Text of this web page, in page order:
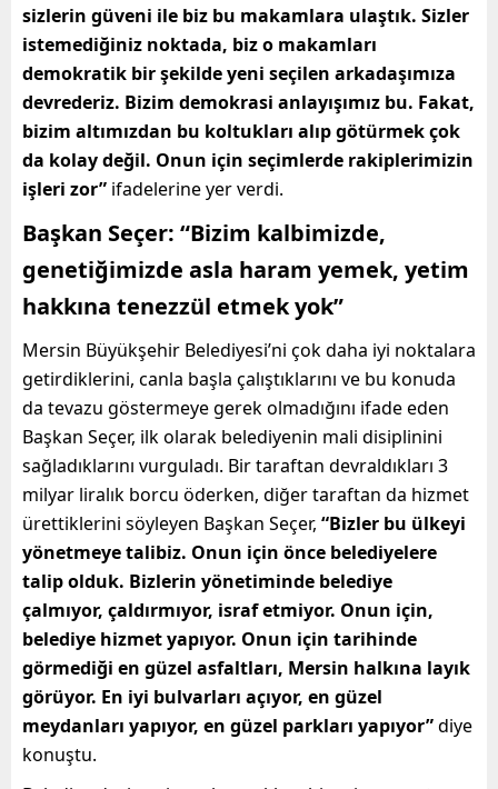
sizlerin güveni ile biz bu makamlara ulaştık. Sizler
istemediğiniz noktada, biz o makamları
demokratik bir şekilde yeni seçilen arkadaşımıza
devrederiz. Bizim demokrasi anlayışımız bu. Fakat,
bizim altımızdan bu koltukları alıp götürmek çok
da kolay değil. Onun için seçimlerde rakiplerimizin
işleri zor” ifadelerine yer verdi.
Başkan Seçer: “Bizim kalbimizde,
genetiğimizde asla haram yemek, yetim
hakkına tenezzül etmek yok”
Mersin Büyükşehir Belediyesi’ni çok daha iyi noktalara
getirdiklerini, canla başla çalıştıklarını ve bu konuda
da tevazu göstermeye gerek olmadığını ifade eden
Başkan Seçer, ilk olarak belediyenin mali disiplinini
sağladıklarını vurguladı. Bir taraftan devraldıkları 3
milyar liralık borcu öderken, diğer taraftan da hizmet
ürettiklerini söyleyen Başkan Seçer, “Bizler bu ülkeyi
yönetmeye talibiz. Onun için önce belediyelere
talip olduk. Bizlerin yönetiminde belediye
çalmıyor, çaldırmıyor, israf etmiyor. Onun için,
belediye hizmet yapıyor. Onun için tarihinde
görmediği en güzel asfaltları, Mersin halkına layık
görüyor. En iyi bulvarları açıyor, en güzel
meydanları yapıyor, en güzel parkları yapıyor”diye
konuştu.